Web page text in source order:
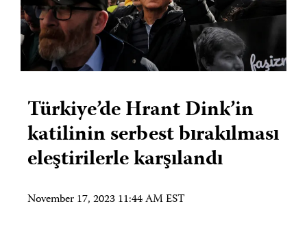
Türkiye’de Hrant Dink’in
katilinin serbest bırakılması
eleştirilerle karşılandı
November 17, 2023 11:44 AM EST